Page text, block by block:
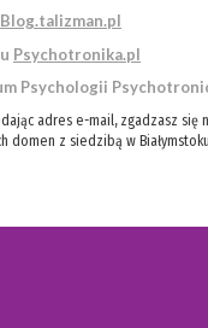
Blog.talizman.pl
Psychotronika.pl
Psychologii
adres e-mail, zgadzasz się
domen z siedzibą w